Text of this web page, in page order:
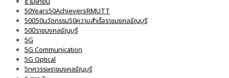
50Years50AchieversRMUTT
50ปี50นวัตกรรม50ความสำเร็จราชมงคลธัญบุรี
50ปีราชมงคลธัญบุรี
5G
5G Communication
5G Optical
5ทศวรรษราชมงคลธัญบุรี